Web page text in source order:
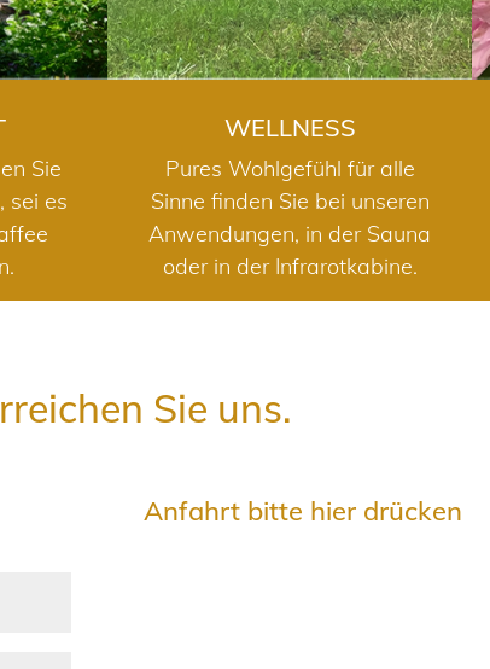
Sie
sei es
WELLNESS
Pures Wohlgefühl für alle
Sinne finden Sie bei unseren
Anwendungen, in der Sauna
oder in der Infrarotkabine.
Sie uns.
Anfahrt bitte hier drücken